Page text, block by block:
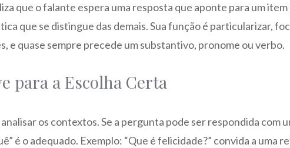
que o falante espera uma resposta que aponte para um
que se distingue das demais. Sua função é particularizar,
e quase sempre precede um substantivo, pronome ou verbo.
para a Escolha Certa
os contextos. Se a pergunta pode ser respondida com
é o adequado. Exemplo: “Que é felicidade?” convida a uma